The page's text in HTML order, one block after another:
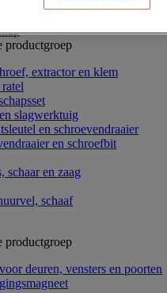
productgroep
extractor en klem
slagwerktuig
en schroevendraaier
en schroefbit
schaar en zaag
schaaf
productgroep
deuren, vensters en poorten